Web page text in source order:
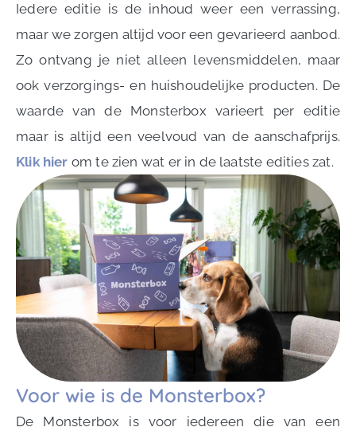
Iedere editie is de inhoud weer een verrassing,
maar we zorgen altijd voor een gevarieerd aanbod.
Zo ontvang je niet alleen levensmiddelen, maar
ook verzorgings- en huishoudelijke producten. De
waarde van de Monsterbox varieert per editie
maar is altijd een veelvoud van de aanschafprijs.
Klik hier om te zien wat er in de laatste edities zat.
Voor wie is de Monsterbox?
De Monsterbox is voor iedereen die van een